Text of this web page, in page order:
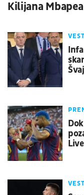
Kilijana Mbapea